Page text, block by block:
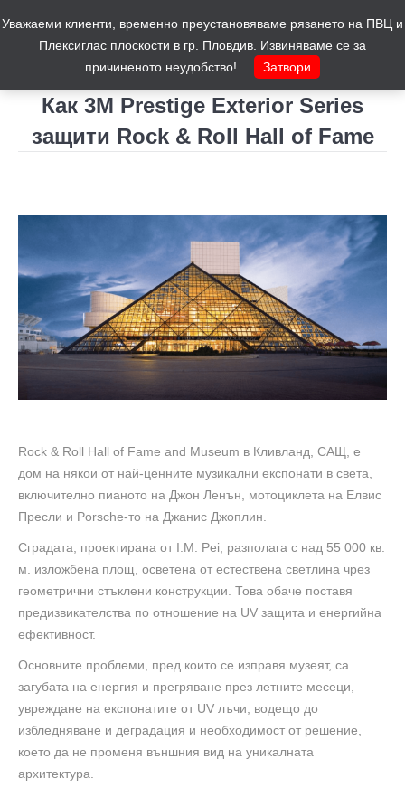
Как 3M Prestige Exterior Series
защити Rock & Roll Hall of Fame
Rock & Roll Hall of Fame and Museum в Кливланд, САЩ, е
дом на някои от най-ценните музикални експонати в света,
включително пианото на Джон Ленън, мотоциклета на Елвис
Пресли и Porsche-то на Джанис Джоплин.
Сградата, проектирана от I.M. Pei, разполага с над 55 000 кв.
м. изложбена площ, осветена от естествена светлина чрез
геометрични стъклени конструкции. Това обаче поставя
предизвикателства по отношение на UV защита и енергийна
ефективност.
Основните проблеми, пред които се изправя музеят, са
загубата на енергия и прегряване през летните месеци,
увреждане на експонатите от UV лъчи, водещо до
избледняване и деградация и необходимост от решение,
което да не променя външния вид на уникалната
архитектура.
Уважаеми клиенти, временно преустановяваме рязането на ПВЦ и
Плексиглас плоскости в гр. Пловдив. Извиняваме се за
причиненото неудобство!
Затвори